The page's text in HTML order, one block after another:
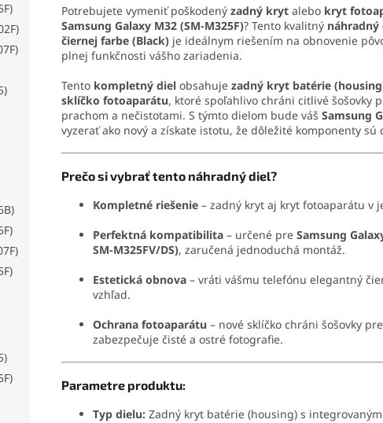
Potrebujete vymeniť poškodený zadný kryt alebo kryt
Samsung Galaxy M32 (SM-M325F)? Tento kvalitný náhradný
čiernej farbe (Black) je ideálnym riešením na obnovenie
plnej funkčnosti vášho zariadenia.
Tento kompletný diel obsahuje zadný kryt batérie
sklíčko fotoaparátu, ktoré spoľahlivo chráni citlivé šošovky
prachom a nečistotami. S týmto dielom bude váš Samsung
vyzerať ako nový a získate istotu, že dôležité komponenty sú
Prečo si vybrať tento náhradný diel?
Kompletné riešenie – zadný kryt aj kryt fotoaparátu v
Perfektná kompatibilita – určené pre Samsung
SM-M325FV/DS), zaručená jednoduchá montáž.
Estetická obnova – vráti vášmu telefónu elegantný
vzhľad.
Ochrana fotoaparátu – nové sklíčko chráni šošovky
zabezpečuje čisté a ostré fotografie.
Parametre produktu:
Typ dielu: Zadný kryt batérie (housing) s